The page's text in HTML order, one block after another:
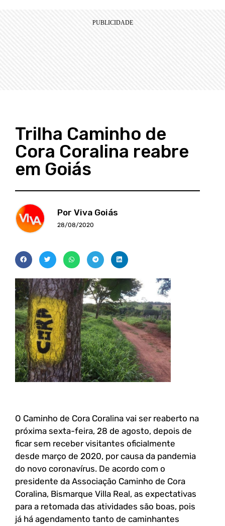
Trilha Caminho de
Cora Coralina reabre
em Goiás
Por Viva Goiás
28/08/2020
O Caminho de Cora Coralina vai ser reaberto na
próxima sexta-feira, 28 de agosto, depois de
ficar sem receber visitantes oficialmente
desde março de 2020, por causa da pandemia
do novo coronavírus. De acordo com o
presidente da Associação Caminho de Cora
Coralina, Bismarque Villa Real, as expectativas
para a retomada das atividades são boas, pois
já há agendamento tanto de caminhantes